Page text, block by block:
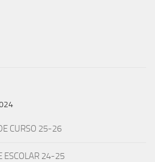
CURSO 25-26
ESCOLAR 24-25